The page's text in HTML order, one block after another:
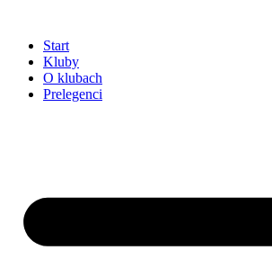
treści
Start
Kluby
O klubach
Prelegenci